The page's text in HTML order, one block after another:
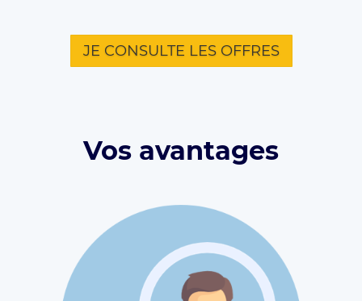
JE CONSULTE LES OFFRES
Vos avantages